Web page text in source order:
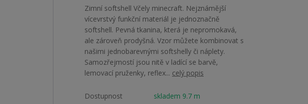
Zimní softshell Včely minecraft. Nejznámější
vícevrstvý funkční materiál je jednoznačně
softshell. Pevná tkanina, která je nepromokavá,
ale zároveň prodyšná. Vzor můžete kombinovat s
našimi jednobarevnými softshelly či náplety.
Samozřejmostí jsou nitě v ladící se barvě,
lemovací pruženky, reflex... celý popis
Dostupnost
skladem 9.7 m